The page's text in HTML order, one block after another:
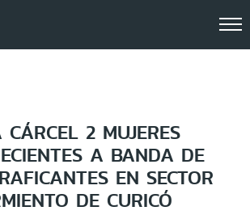
2 MUJERES
A BANDA DE
EN SECTOR
DE CURICÓ